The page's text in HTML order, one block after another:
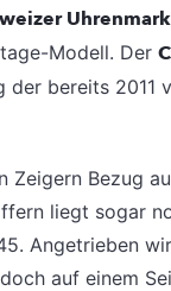
Modell. Der
der bereits 2011
Zeigern Bezug
liegt sogar
Angetrieben
auf einem